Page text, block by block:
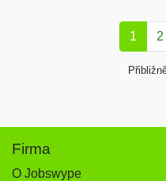
1 2
Firma
O Jobswype